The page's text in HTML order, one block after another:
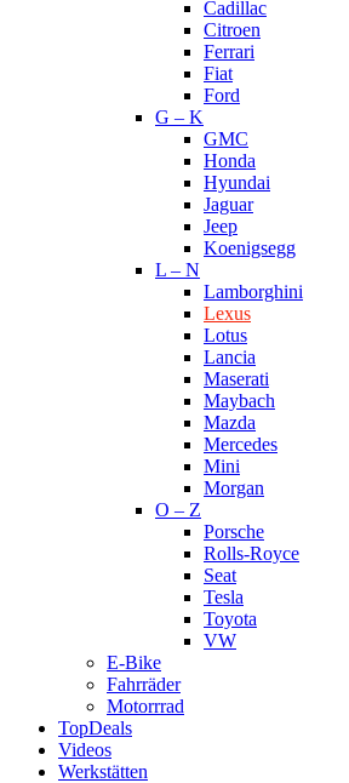
Cadillac
Citroen
Ferrari
Fiat
Ford
G – K
GMC
Honda
Hyundai
Jaguar
Jeep
Koenigsegg
L – N
Lamborghini
Lexus
Lotus
Lancia
Maserati
Maybach
Mazda
Mercedes
Mini
Morgan
O – Z
Porsche
Rolls-Royce
Seat
Tesla
Toyota
VW
E-Bike
Fahrräder
Motorrrad
TopDeals
Videos
Werkstätten